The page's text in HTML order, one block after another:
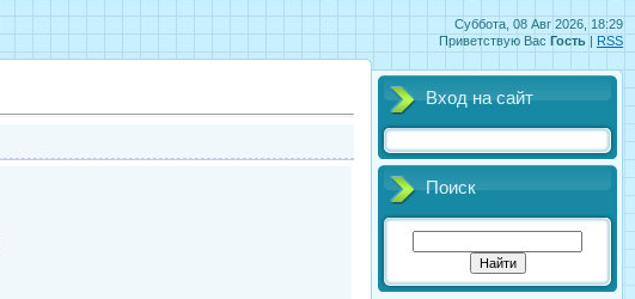
Суббота, 08 Авг 2026, 18:29
Приветствую Вас Гость | RSS
Вход на сайт
Поиск